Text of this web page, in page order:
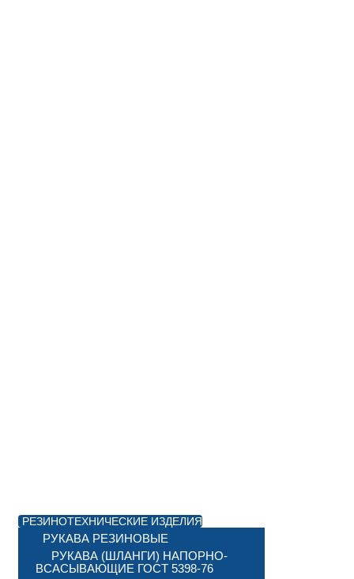
РЕЗИНОТЕХНИЧЕСКИЕ ИЗДЕЛИЯ
РУКАВА РЕЗИНОВЫЕ
РУКАВА (ШЛАНГИ) НАПОРНО-
ВСАСЫВАЮЩИЕ ГОСТ 5398-76